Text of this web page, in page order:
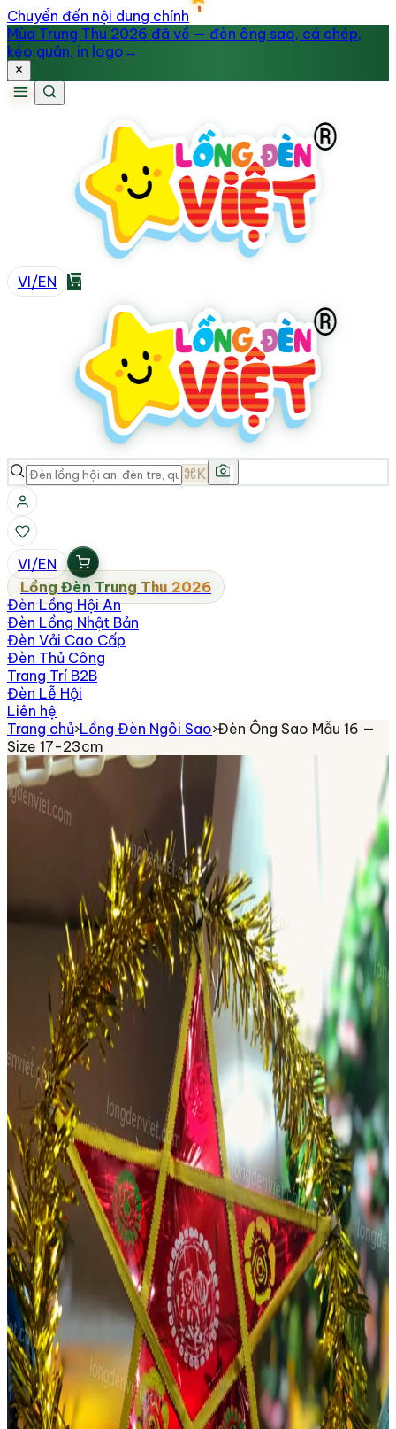
Chuyển đến nội dung chính
Mùa Trung Thu 2026 đã về — đèn ông sao, cá chép,
kéo quân, in logo →
VI/EN
⌘K
VI/EN
Lồng Đèn Trung Thu 2026
Đèn Lồng Hội An
Đèn Lồng Nhật Bản
Đèn Vải Cao Cấp
Đèn Thủ Công
Trang Trí B2B
Đèn Lễ Hội
Liên hệ
Trang chủ›Lồng Đèn Ngôi Sao›Đèn Ông Sao Mẫu 16 —
Size 17-23cm